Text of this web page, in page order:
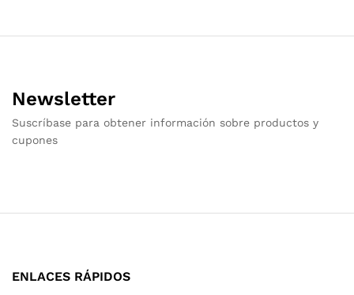
Newsletter
Suscríbase para obtener información sobre productos y
cupones
ENLACES RÁPIDOS